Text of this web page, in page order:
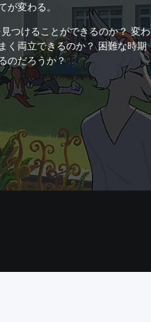
が変わる。
つけることができるのか？ 変わ
く両立できるのか？ 困難な時期
のだろうか？